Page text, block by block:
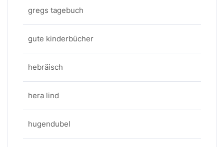
gregs tagebuch
gute kinderbücher
hebräisch
hera lind
hugendubel